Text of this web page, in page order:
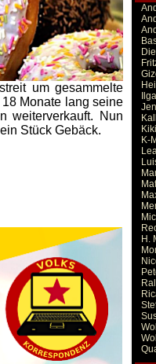
um gesammelte
Monate lang seine
weiterverkauft. Nun
Stück Gebäck.
K-
H.